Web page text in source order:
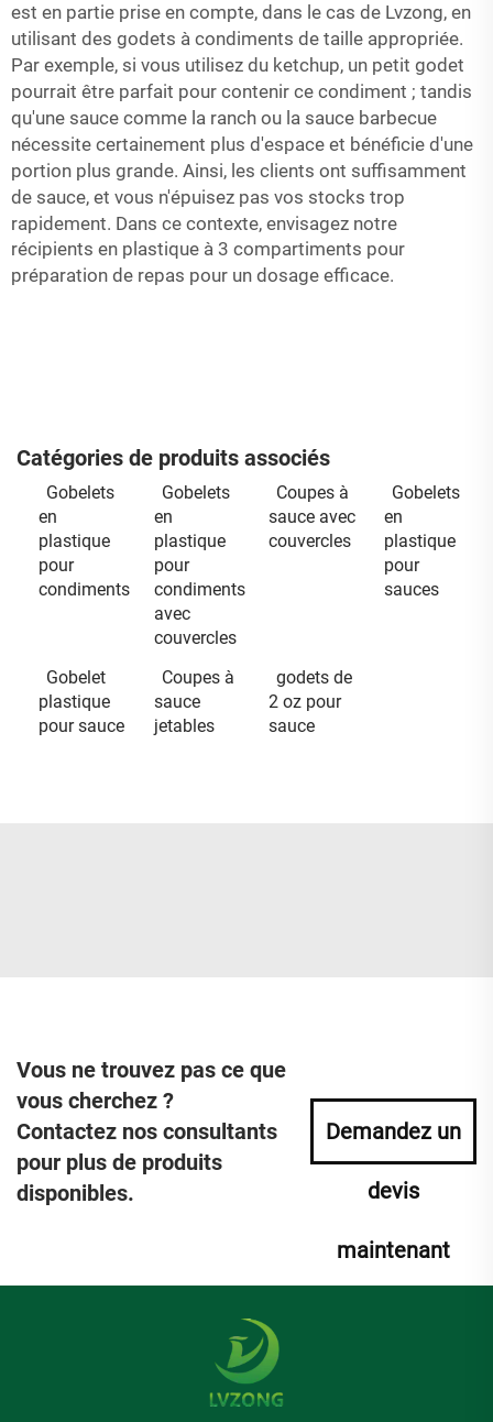
est en partie prise en compte, dans le cas de Lvzong, en
utilisant des godets à condiments de taille appropriée.
Par exemple, si vous utilisez du ketchup, un petit godet
pourrait être parfait pour contenir ce condiment ; tandis
qu'une sauce comme la ranch ou la sauce barbecue
nécessite certainement plus d'espace et bénéficie d'une
portion plus grande. Ainsi, les clients ont suffisamment
de sauce, et vous n'épuisez pas vos stocks trop
rapidement. Dans ce contexte, envisagez notre
récipients en plastique à 3 compartiments pour
préparation de repas pour un dosage efficace.
Catégories de produits associés
Gobelets
en
plastique
pour
condiments
Gobelets
en
plastique
pour
condiments
avec
couvercles
Coupes à
sauce avec
couvercles
Gobelets
en
plastique
pour
sauces
Gobelet
plastique
pour sauce
Coupes à
sauce
jetables
godets de
2 oz pour
sauce
Vous ne trouvez pas ce que
vous cherchez ?
Contactez nos consultants
pour plus de produits
disponibles.
Demandez un
devis
maintenant